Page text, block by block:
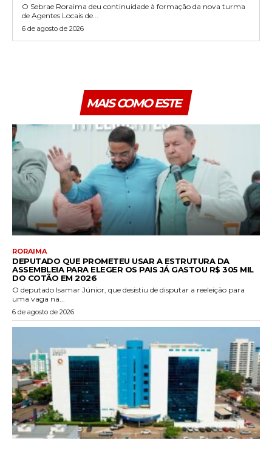
O Sebrae Roraima deu continuidade à formação da nova turma
de Agentes Locais de...
6 de agosto de 2026
MAIS COMO ESTE
RORAIMA
DEPUTADO QUE PROMETEU USAR A ESTRUTURA DA
ASSEMBLEIA PARA ELEGER OS PAIS JÁ GASTOU R$ 305 MIL
DO COTÃO EM 2026
O deputado Isamar Júnior, que desistiu de disputar a reeleição para
uma vaga na...
6 de agosto de 2026